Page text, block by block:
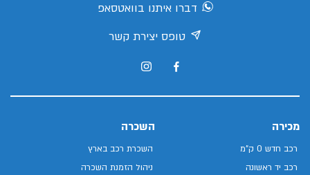
דברו איתנו בוואטסאפ
טופס יצירת קשר
מכירה
רכב חדש 0 ק"מ
רכב יד ראשונה
השכרה
השכרת רכב בארץ
ניהול הזמנת השכרה